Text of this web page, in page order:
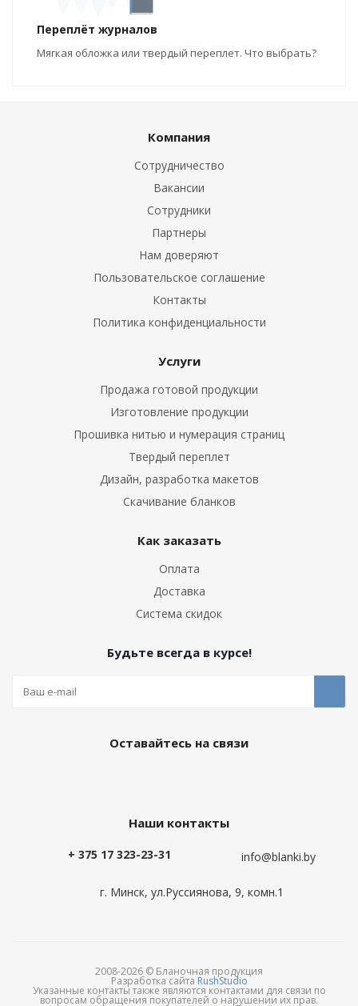
Переплёт журналов
Мягкая обложка или твердый переплет. Что выбрать?
Компания
Сотрудничество
Вакансии
Сотрудники
Партнеры
Нам доверяют
Пользовательское соглашение
Контакты
Политика конфиденциальности
Услуги
Продажа готовой продукции
Изготовление продукции
Прошивка нитью и нумерация страниц
Твердый переплет
Дизайн, разработка макетов
Скачивание бланков
Как заказать
Оплата
Доставка
Система скидок
Будьте всегда в курсе!
Оставайтесь на связи
Наши контакты
+ 375 17 323-23-31 info@blanki.by
г. Минск, ул.Руссиянова, 9, комн.1
2008-2026 © Бланочная продукция
Разработка сайта RushStudio
Указанные контакты также являются контактами для связи по
вопросам обращения покупателей о нарушении их прав.